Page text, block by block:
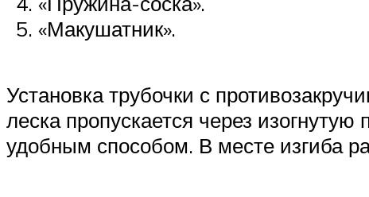
«Макушатник».
Установка трубочки с
леска пропускается через
удобным способом. В месте изгиба